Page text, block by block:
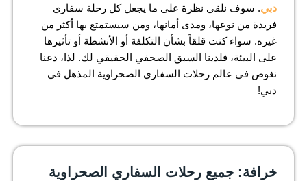
دبي. سوف نلقي نظرة على ما يجعل كل رحلة سفاري
فريدة من نوعها، ومدى أمانها، ومن سيستمتع بها أكثر من
غيره. سواء كنت قلقاً بشأن التكلفة أو الأنشطة أو تأثيرها
على البيئة، فلدينا السبق الصحفي الحقيقي لك. لذا، دعنا
نغوص في عالم رحلات السفاري الصحراوية المذهل في
دبي!
خرافة: جميع رحلات السفاري الصحراوية